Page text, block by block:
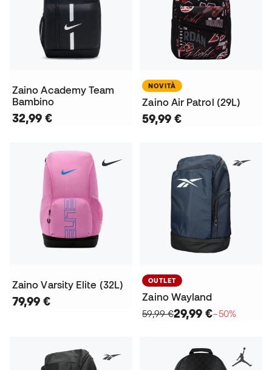
Zaino Academy Team
Bambino
32,99 €
NOVITÀ
Zaino Air Patrol (29L)
59,99 €
Zaino Varsity Elite (32L)
79,99 €
OUTLET
Zaino Wayland
59,99 €29,99 €−50%